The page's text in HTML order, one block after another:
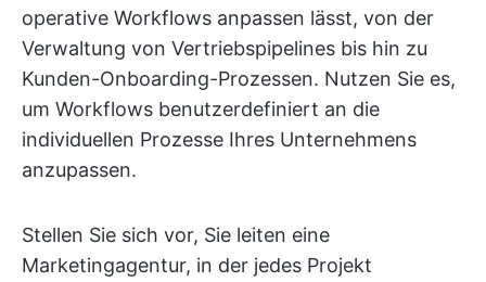
operative Workflows anpassen lässt, von der
Verwaltung von Vertriebspipelines bis hin zu
Kunden-Onboarding-Prozessen. Nutzen Sie es,
um Workflows benutzerdefiniert an die
individuellen Prozesse Ihres Unternehmens
anzupassen.
Stellen Sie sich vor, Sie leiten eine
Marketingagentur, in der jedes Projekt